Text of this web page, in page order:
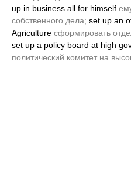
up in business all for himself
собственного дела; set up an
Agriculture сформировать
set up a policy board at high
политический комитет на